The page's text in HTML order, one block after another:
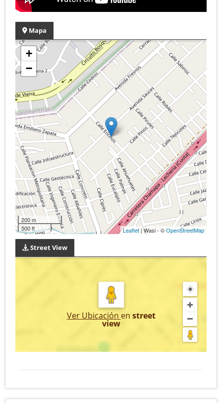
Mapa
+
−
200 m
500 ft
Leaflet | Wasi - ©OpenStreetMap
Street View
Ver Ubicación en street
view